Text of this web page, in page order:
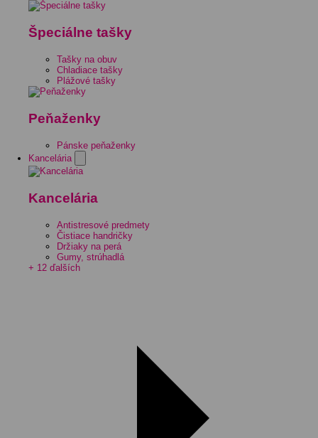
Špeciálne tašky
Tašky na obuv
Chladiace tašky
Plážové tašky
Peňaženky
Pánske peňaženky
Kancelária
Kancelária
Antistresové predmety
Čistiace handričky
Držiaky na perá
Gumy, strúhadlá
+ 12 ďalších